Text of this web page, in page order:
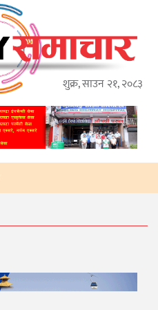
शुक्र, साउन २१, २०८३